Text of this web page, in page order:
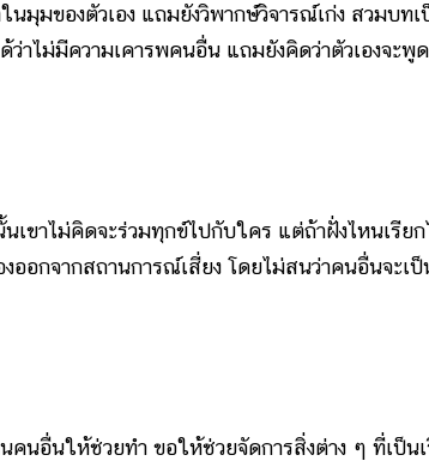
ของตัวเอง แถมยังวิพากษ์วิจารณ์เก่ง สวมบทเ
าไม่มีความเคารพคนอื่น แถมยังคิดว่าตัวเองจะพู
าไม่คิดจะร่วมทุกข์ไปกับใคร แต่ถ้าฝั่งไหนเรียก
ออกจากสถานการณ์เสี่ยง โดยไม่สนว่าคนอื่นจะเป็
อื่นให้ช่วยทำ ขอให้ช่วยจัดการสิ่งต่าง ๆ ที่เป็นเ